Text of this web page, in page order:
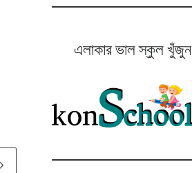
এলাকার ভাল স্কুল খুঁজুন